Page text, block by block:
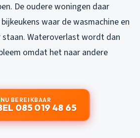
De oudere woningen daar
waar de wasmachine en
Wateroverlast wordt dan
omdat het naar andere
NU BEREIKBAAR
085 019 48 65